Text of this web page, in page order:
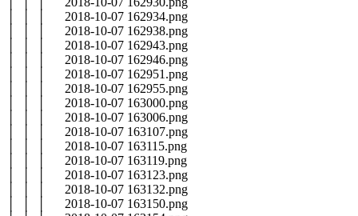
│ │ │ 2018-10-07 162934.png
│ │ │ 2018-10-07 162938.png
│ │ │ 2018-10-07 162943.png
│ │ │ 2018-10-07 162946.png
│ │ │ 2018-10-07 162951.png
│ │ │ 2018-10-07 162955.png
│ │ │ 2018-10-07 163000.png
│ │ │ 2018-10-07 163006.png
│ │ │ 2018-10-07 163107.png
│ │ │ 2018-10-07 163115.png
│ │ │ 2018-10-07 163119.png
│ │ │ 2018-10-07 163123.png
│ │ │ 2018-10-07 163132.png
│ │ │ 2018-10-07 163150.png